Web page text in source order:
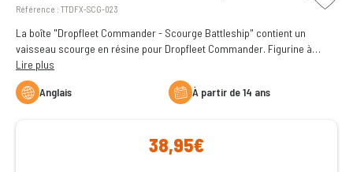
Référence : TTDFX-SCG-023
La boîte "Dropfleet Commander - Scourge Battleship" contient un
vaisseau scourge en résine pour Dropfleet Commander. Figurine à
assembler et à peindre.
Lire plus
Anglais à partir de 14 ans
38,95€